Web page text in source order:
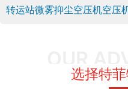
转运站微雾抑尘空压机空压
选择特